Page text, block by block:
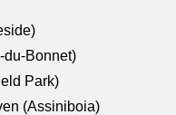
du-Bonnet)
Park)
(Assiniboia)